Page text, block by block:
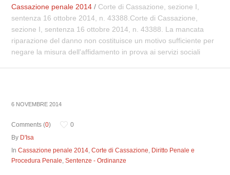
Cassazione penale 2014 / Corte di Cassazione, sezione I,
sentenza 16 ottobre 2014, n. 43388.Corte di Cassazione,
sezione I, sentenza 16 ottobre 2014, n. 43388. La mancata
riparazione del danno non costituisce un motivo sufficiente per
negare la misura dell'affidamento in prova ai servizi sociali
6 NOVEMBRE 2014
Comments (0)
0
By D'Isa
InCassazione penale 2014,Corte di Cassazione, Diritto Penale e
Procedura Penale,Sentenze - Ordinanze